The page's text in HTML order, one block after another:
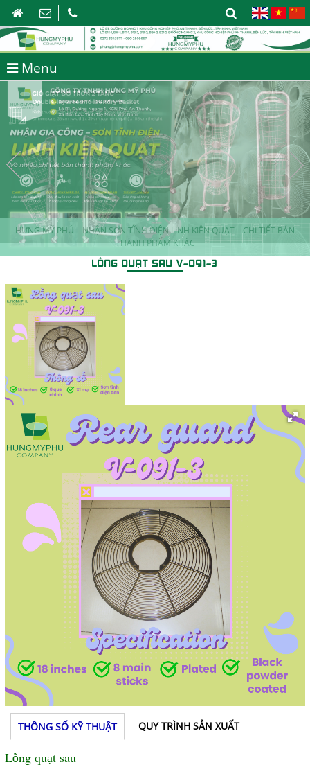
Menu
HƯNG MỸ PHÚ – NHẬN SƠN TĨNH ĐIỆN LINH KIỆN QUẠT – CHI TIẾT BÁN
THÀNH PHẨM KHÁC
LỒNG QUẠT SAU V-091-3
THÔNG SỐ KỸ THUẬT QUY TRÌNH SẢN XUẤT
Lồng quạt sau